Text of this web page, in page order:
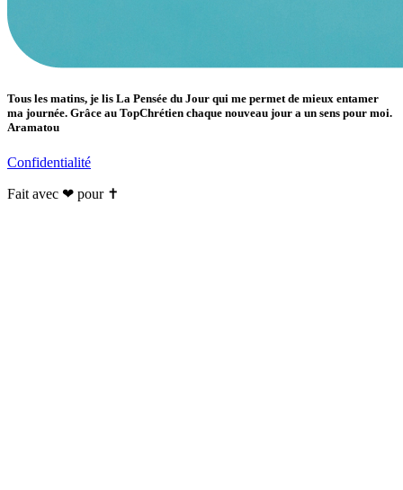
Tous les matins, je lis La Pensée du Jour qui me permet de mieux entamer
ma journée. Grâce au TopChrétien chaque nouveau jour a un sens pour moi.
Aramatou
Confidentialité
Fait avec ❤ pour ✝️️